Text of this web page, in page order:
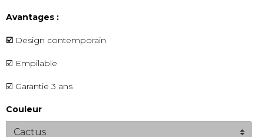
Avantages :
☑️ Design contemporain
☑️ Empilable
☑️ Garantie 3 ans
Couleur